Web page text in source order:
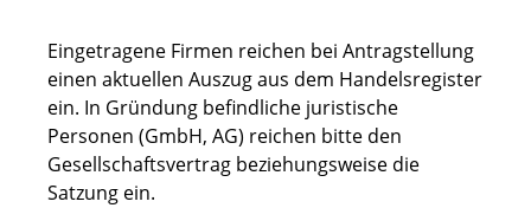
Eingetragene Firmen reichen bei Antragstellung
einen aktuellen Auszug aus dem Handelsregister
ein. In Gründung befindliche juristische
Personen (GmbH, AG) reichen bitte den
Gesellschaftsvertrag beziehungsweise die
Satzung ein.